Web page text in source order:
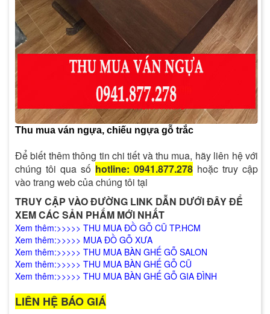
Thu mua ván ngựa, chiếu ngựa gỗ trắc
Để biết thêm thông tin chi tiết và thu mua, hãy liên hệ với
chúng tôi qua số hotline: 0941.877.278 hoặc truy cập
vào trang web của chúng tôi tại
TRUY CẬP VÀO ĐƯỜNG LINK DẪN DƯỚI ĐÂY ĐỂ
XEM CÁC SẢN PHẨM MỚI NHẤT
Xem thêm:>>>>> THU MUA ĐỒ GỖ CŨ TP.HCM
Xem thêm:>>>>> MUA ĐỒ GỖ XƯA
Xem thêm:>>>>> THU MUA BÀN GHẾ GỖ SALON
Xem thêm:>>>>> THU MUA BÀN GHẾ GỖ CŨ
Xem thêm:>>>>> THU MUA BÀN GHẾ GỖ GIA ĐÌNH
LIÊN HỆ BÁO GIÁ